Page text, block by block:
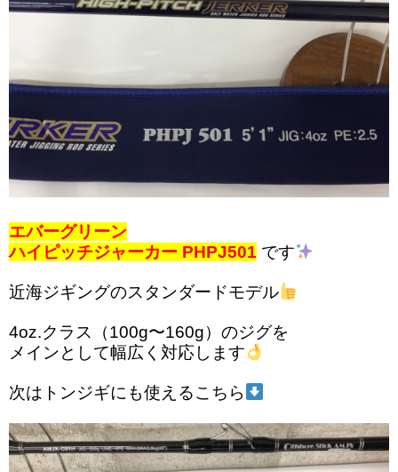
エバーグリーン
ハイピッチジャーカー PHPJ501 です
近海ジギングのスタンダードモデル
4oz.クラス（100g〜160g）のジグを
メインとして幅広く対応します
次はトンジギにも使えるこちら